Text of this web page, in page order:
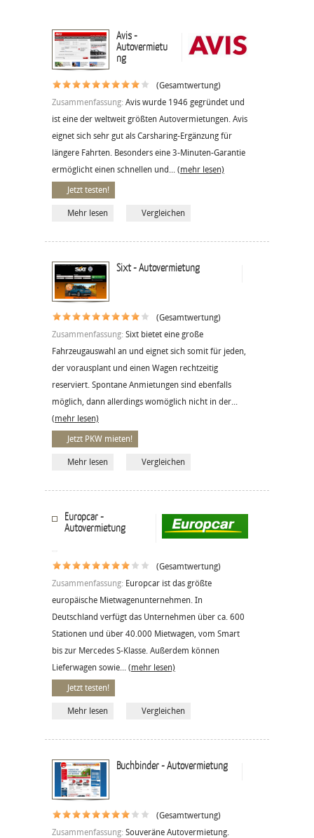
Avis -
Autovermietu
ng
(Gesamtwertung)
Zusammenfassung: Avis wurde 1946 gegründet und
ist eine der weltweit größten Autovermietungen. Avis
eignet sich sehr gut als Carsharing-Ergänzung für
längere Fahrten. Besonders eine 3-Minuten-Garantie
ermöglicht einen schnellen und... (mehr lesen)
Jetzt testen!
Mehr lesen Vergleichen
Sixt - Autovermietung
(Gesamtwertung)
Zusammenfassung: Sixt bietet eine große
Fahrzeugauswahl an und eignet sich somit für jeden,
der vorausplant und einen Wagen rechtzeitig
reserviert. Spontane Anmietungen sind ebenfalls
möglich, dann allerdings womöglich nicht in der...
(mehr lesen)
Jetzt PKW mieten!
Mehr lesen Vergleichen
Europcar -
Autovermietung
(Gesamtwertung)
Zusammenfassung: Europcar ist das größte
europäische Mietwagenunternehmen. In
Deutschland verfügt das Unternehmen über ca. 600
Stationen und über 40.000 Mietwagen, vom Smart
bis zur Mercedes S-Klasse. Außerdem können
Lieferwagen sowie... (mehr lesen)
Jetzt testen!
Mehr lesen Vergleichen
Buchbinder - Autovermietung
(Gesamtwertung)
Zusammenfassung: Souveräne Autovermietung.